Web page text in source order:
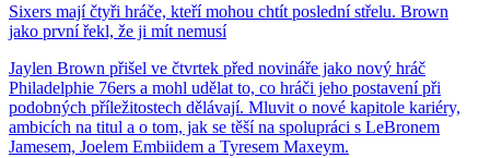
Sixers mají čtyři hráče, kteří mohou chtít poslední střelu. Brown
jako první řekl, že ji mít nemusí
Jaylen Brown přišel ve čtvrtek před novináře jako nový hráč
Philadelphie 76ers a mohl udělat to, co hráči jeho postavení při
podobných příležitostech dělávají. Mluvit o nové kapitole kariéry,
ambicích na titul a o tom, jak se těší na spolupráci s LeBronem
Jamesem, Joelem Embiidem a Tyresem Maxeym.